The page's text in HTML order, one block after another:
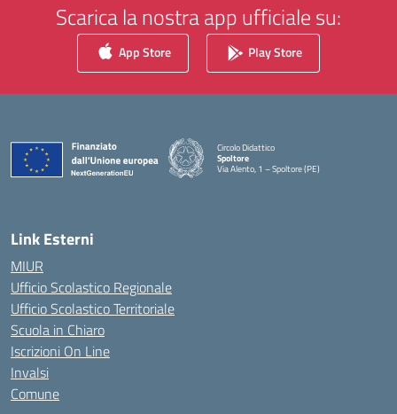
Scarica la nostra app ufficiale su:
App Store Play Store
Circolo Didattico
Spoltore
Via Alento, 1 – Spoltore (PE)
— Visita la pagina iniziale della scuola
Link Esterni
MIUR
Ufficio Scolastico Regionale
Ufficio Scolastico Territoriale
Scuola in Chiaro
Iscrizioni On Line
Invalsi
Comune